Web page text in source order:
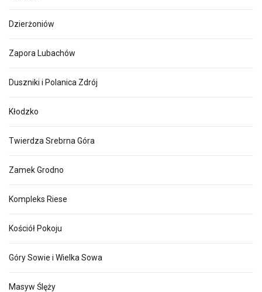
Dzierżoniów
Zapora Lubachów
Duszniki i Polanica Zdrój
Kłodzko
Twierdza Srebrna Góra
Zamek Grodno
Kompleks Riese
Kościół Pokoju
Góry Sowie i Wielka Sowa
Masyw Ślęży